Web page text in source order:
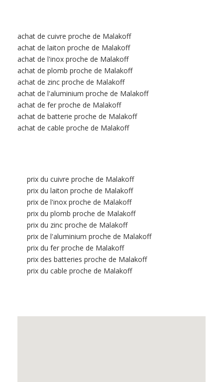
achat de cuivre proche de Malakoff
achat de laiton proche de Malakoff
achat de l'inox proche de Malakoff
achat de plomb proche de Malakoff
achat de zinc proche de Malakoff
achat de l'aluminium proche de Malakoff
achat de fer proche de Malakoff
achat de batterie proche de Malakoff
achat de cable proche de Malakoff
prix du cuivre proche de Malakoff
prix du laiton proche de Malakoff
prix de l'inox proche de Malakoff
prix du plomb proche de Malakoff
prix du zinc proche de Malakoff
prix de l'aluminium proche de Malakoff
prix du fer proche de Malakoff
prix des batteries proche de Malakoff
prix du cable proche de Malakoff